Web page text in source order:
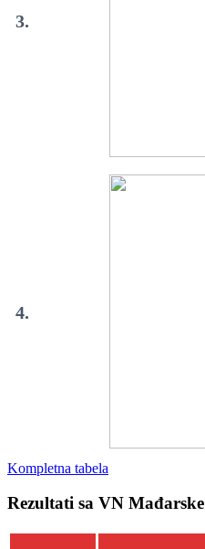
3.
4.
Kompletna tabela
Rezultati sa VN Mađarske